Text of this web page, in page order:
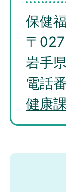
保健
〒
岩手
電話
健康